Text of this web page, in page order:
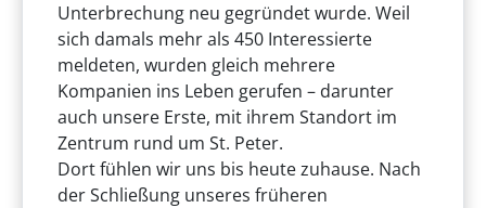
Unterbrechung neu gegründet wurde. Weil
sich damals mehr als 450 Interessierte
meldeten, wurden gleich mehrere
Kompanien ins Leben gerufen – darunter
auch unsere Erste, mit ihrem Standort im
Zentrum rund um St. Peter.
Dort fühlen wir uns bis heute zuhause. Nach
der Schließung unseres früheren